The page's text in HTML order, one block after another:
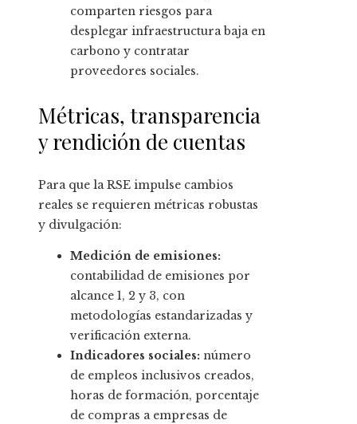
comparten riesgos para
desplegar infraestructura baja en
carbono y contratar
proveedores sociales.
Métricas, transparencia
y rendición de cuentas
Para que la RSE impulse cambios
reales se requieren métricas robustas
y divulgación:
Medición de emisiones:
contabilidad de emisiones por
alcance 1, 2 y 3, con
metodologías estandarizadas y
verificación externa.
Indicadores sociales: número
de empleos inclusivos creados,
horas de formación, porcentaje
de compras a empresas de